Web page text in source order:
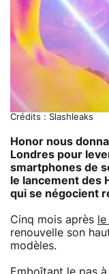
Crédits : Slashleaks
Honor nous
Londres pour
smartphones de
le lancement des
qui se négocient
Cinq mois après
renouvelle son
modèles.
Emboîtant le pas